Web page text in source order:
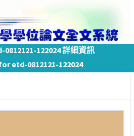
122024 詳細資訊
etd-0812121-122024